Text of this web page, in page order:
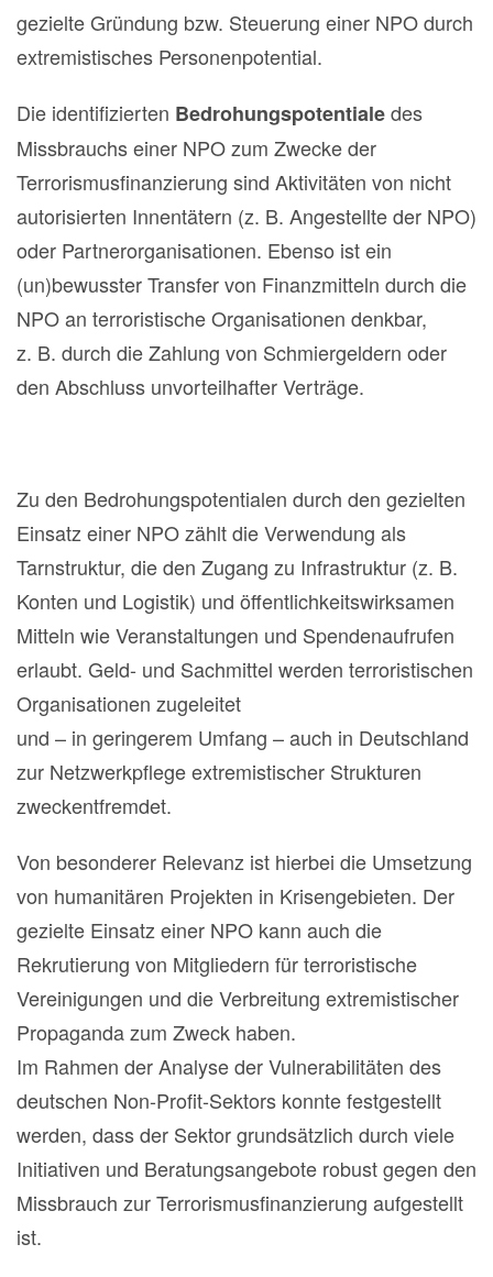
gezielte Gründung bzw. Steuerung einer NPO durch
extremistisches Personenpotential.
Die identifizierten Bedrohungspotentialedes
Missbrauchs einer NPO zum Zwecke der
Terrorismusfinanzierung sind Aktivitäten von nicht
autorisierten Innentätern (z. B. Angestellte der NPO)
oder Partnerorganisationen. Ebenso ist ein
(un)bewusster Transfer von Finanzmitteln durch die
NPO an terroristische Organisationen denkbar,
z. B. durch die Zahlung von Schmiergeldern oder
den Abschluss unvorteilhafter Verträge.
Zu den Bedrohungspotentialen durch den gezielten
Einsatz einer NPO zählt die Verwendung als
Tarnstruktur, die den Zugang zu Infrastruktur (z. B.
Konten und Logistik) und öffentlichkeitswirksamen
Mitteln wie Veranstaltungen und Spendenaufrufen
erlaubt. Geld- und Sachmittel werden terroristischen
Organisationen zugeleitet
und – in geringerem Umfang – auch in Deutschland
zur Netzwerkpflege extremistischer Strukturen
zweckentfremdet.
Von besonderer Relevanz ist hierbei die Umsetzung
von humanitären Projekten in Krisengebieten. Der
gezielte Einsatz einer NPO kann auch die
Rekrutierung von Mitgliedern für terroristische
Vereinigungen und die Verbreitung extremistischer
Propaganda zum Zweck haben.
Im Rahmen der Analyse der Vulnerabilitäten des
deutschen Non-Profit-Sektors konnte festgestellt
werden, dass der Sektor grundsätzlich durch viele
Initiativen und Beratungsangebote robust gegen den
Missbrauch zur Terrorismusfinanzierung aufgestellt
ist.